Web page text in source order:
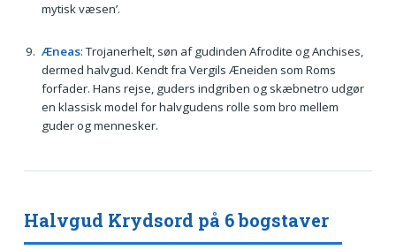
mytisk væsen’.
Æneas: Trojanerhelt, søn af gudinden Afrodite og Anchises,
dermed halvgud. Kendt fra Vergils Æneiden som Roms
forfader. Hans rejse, guders indgriben og skæbnetro udgør
en klassisk model for halvgudens rolle som bro mellem
guder og mennesker.
Halvgud Krydsord på 6 bogstaver